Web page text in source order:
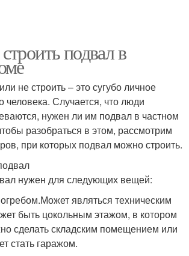
подвал в
не строить – это сугубо личное
человека. Случается, что люди
нужен ли им подвал в частном
разобраться в этом, рассмотрим
при которых подвал можно строить.
нужен для следующих вещей:
являться техническим
быть цокольным этажом, в котором
сделать складским помещением или
стать гаражом.